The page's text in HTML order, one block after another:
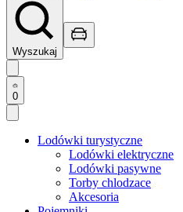
Wyszukaj
0
Lodówki turystyczne
Lodówki elektryczne
Lodówki pasywne
Torby chlodzace
Akcesoria